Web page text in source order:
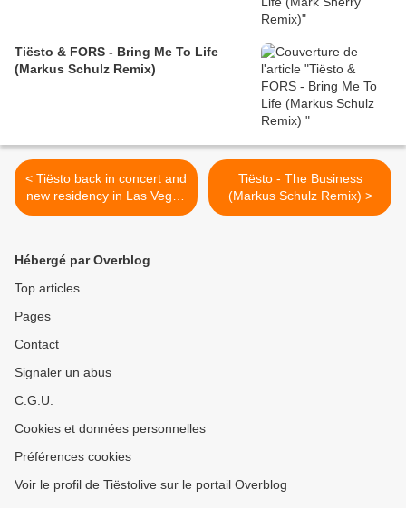
Tiësto & FORS - Bring Me To Life
(Markus Schulz Remix)
< Tiësto back in concert and
new residency in Las Vegas
for 2021, The Zouk
Tiësto - The Business
(Markus Schulz Remix) >
Hébergé par Overblog
Top articles
Pages
Contact
Signaler un abus
C.G.U.
Cookies et données personnelles
Préférences cookies
Voir le profil de Tiëstolive sur le portail Overblog